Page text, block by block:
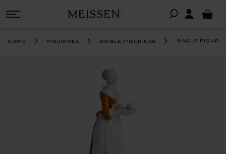
home figurines single figurines single